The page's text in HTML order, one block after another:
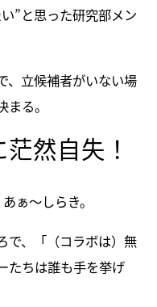
”と思った研究部メン
、立候補者がいない場
る。
然自失！
ぁ〜しらき。
で、「（コラボは）無
たちは誰も手を挙げ